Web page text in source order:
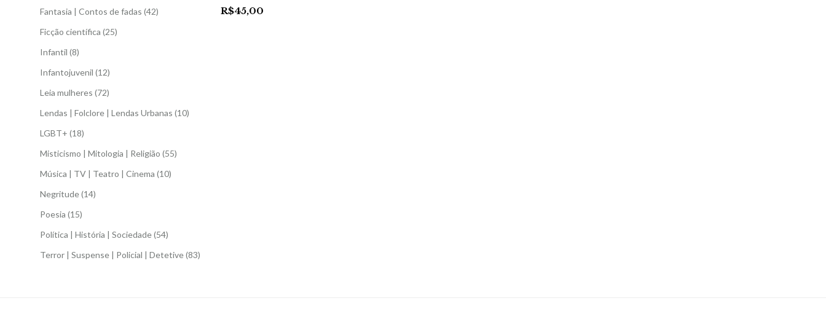
Fantasia | Contos de fadas (42)
Ficção científica (25)
Infantil (8)
Infantojuvenil (12)
Leia mulheres (72)
Lendas | Folclore | Lendas Urbanas (10)
LGBT+ (18)
Misticismo | Mitologia | Religião (55)
Música | TV | Teatro | Cinema (10)
Negritude(14)
Poesia (15)
Política | História | Sociedade(54)
Terror | Suspense | Policial | Detetive(83)
R$45,00